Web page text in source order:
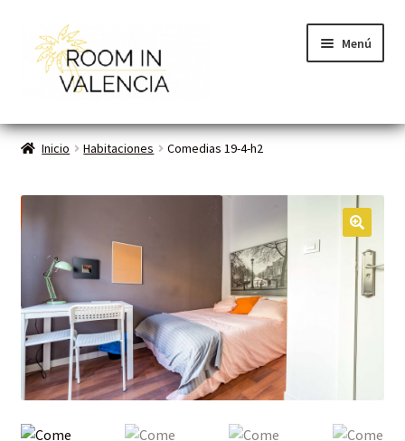
Menú
Inicio
Cómo funciona
Contacto
Planes VLC
Mi cuenta
Inicio Habitaciones Comedias 19-4-h2
🔍